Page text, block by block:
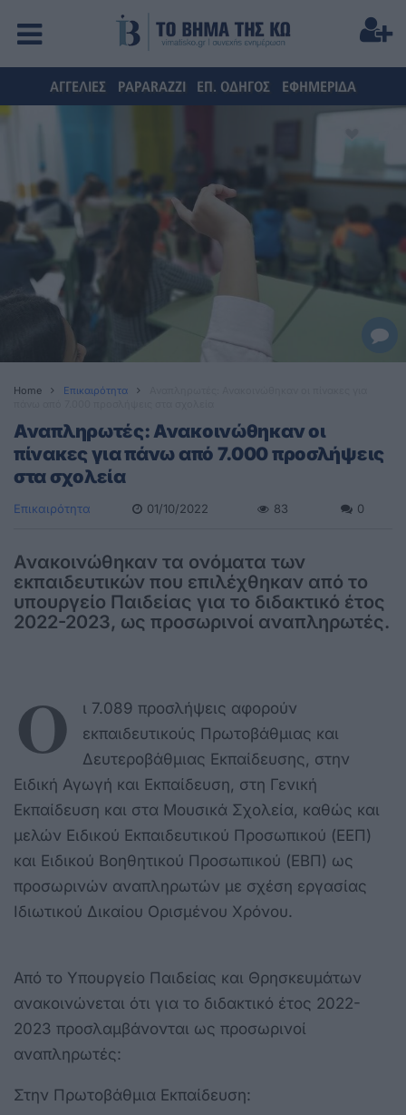
ΑΓΓΕΛΙΕΣ PAPARAZZI ΕΠ. ΟΔΗΓΟΣ ΕΦΗΜΕΡΙΔΑ
Home Επικαιρότητα
Αναπληρωτές: Ανακοινώθηκαν οι
πίνακες για πάνω από 7.000 προσλήψεις
στα σχολεία
Επικαιρότητα 01/10/2022 83 0
Ανακοινώθηκαν τα ονόματα των
εκπαιδευτικών που επιλέχθηκαν από το
υπουργείο Παιδείας για το διδακτικό έτος
2022-2023, ως προσωρινοί αναπληρωτές.
Ο
ι 7.089 προσλήψεις αφορούν
εκπαιδευτικούς Πρωτοβάθμιας και
Δευτεροβάθμιας Εκπαίδευσης, στην
Ειδική Αγωγή και Εκπαίδευση, στη Γενική
Εκπαίδευση και στα Μουσικά Σχολεία, καθώς και
μελών Ειδικού Εκπαιδευτικού Προσωπικού (ΕΕΠ)
και Ειδικού Βοηθητικού Προσωπικού (ΕΒΠ) ως
προσωρινών αναπληρωτών με σχέση εργασίας
Ιδιωτικού Δικαίου Ορισμένου Χρόνου.
Από το Υπουργείο Παιδείας και Θρησκευμάτων
ανακοινώνεται ότι για το διδακτικό έτος 2022-
2023 προσλαμβάνονται ως προσωρινοί
αναπληρωτές:
Στην Πρωτοβάθμια Εκπαίδευση: